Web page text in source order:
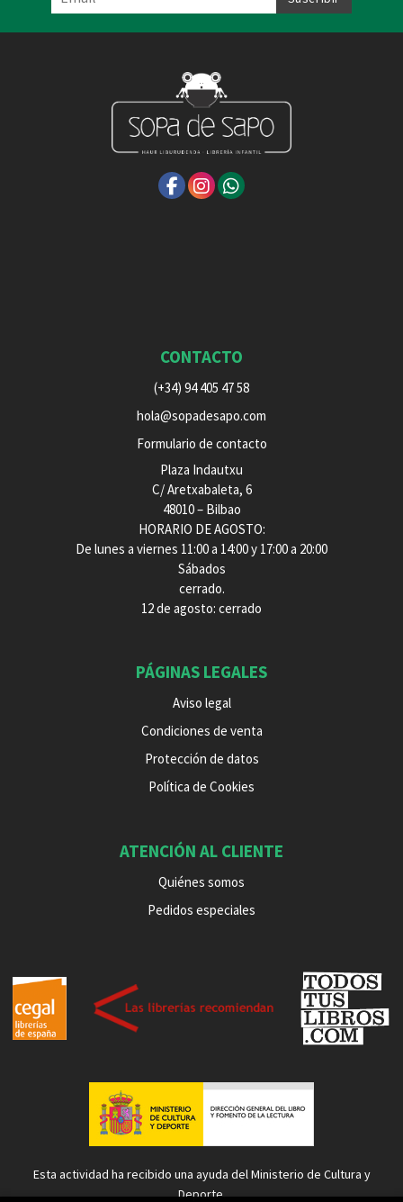
CONTACTO
(+34) 94 405 47 58
hola@sopadesapo.com
Formulario de contacto
Plaza Indautxu
C/ Aretxabaleta, 6
48010 – Bilbao
HORARIO DE AGOSTO:
De lunes a viernes 11:00 a 14:00 y 17:00 a 20:00
Sábados
cerrado.
12 de agosto: cerrado
PÁGINAS LEGALES
Aviso legal
Condiciones de venta
Protección de datos
Política de Cookies
ATENCIÓN AL CLIENTE
Quiénes somos
Pedidos especiales
Esta actividad ha recibido una ayuda del Ministerio de Cultura y
Deporte.